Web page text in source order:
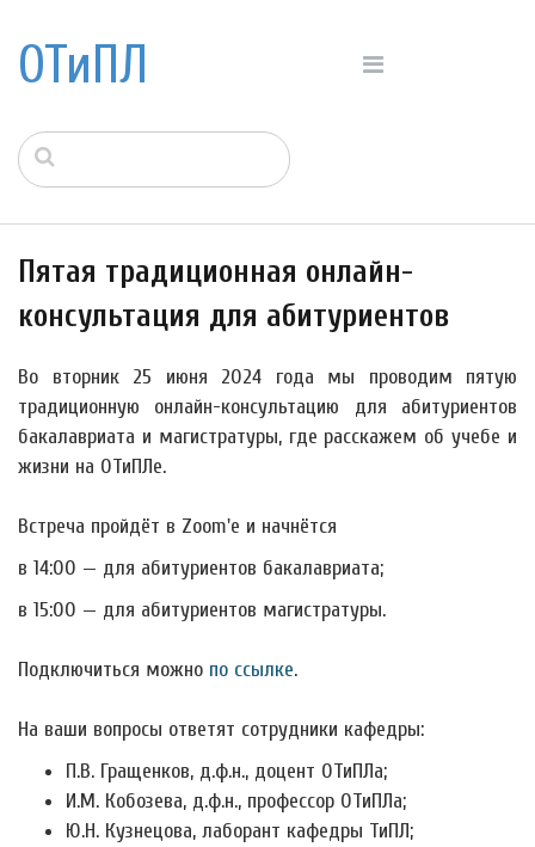
ОТиПЛ
Пятая традиционная онлайн-
консультация для абитуриентов
Во вторник 25 июня 2024 года мы проводим пятую
традиционную онлайн-консультацию для абитуриентов
бакалавриата и магистратуры, где расскажем об учебе и
жизни на ОТиПЛе.
Встреча пройдёт в Zoom'е и начнётся
в 14:00 — для абитуриентов бакалавриата;
в 15:00 — для абитуриентов магистратуры.
Подключиться можно по ссылке.
На ваши вопросы ответят сотрудники кафедры:
П.В. Гращенков, д.ф.н., доцент ОТиПЛа;
И.М. Кобозева, д.ф.н., профессор ОТиПЛа;
Ю.Н. Кузнецова, лаборант кафедры ТиПЛ;